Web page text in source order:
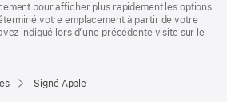
pour afficher plus rapidement les options
votre emplacement à partir de votre
indiqué lors d’une précédente visite sur le
Signé Apple